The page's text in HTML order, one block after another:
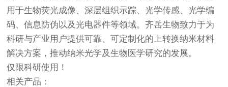
用于生物荧光成像、深层组织示踪、光学传感、光学编
码、信息防伪以及光电器件等领域。齐岳生物致力于为
科研与产业用户提供可靠、可定制化的上转换纳米材料
解决方案，推动纳米光学及生物医学研究的发展。
仅限科研使用！
相关产品：